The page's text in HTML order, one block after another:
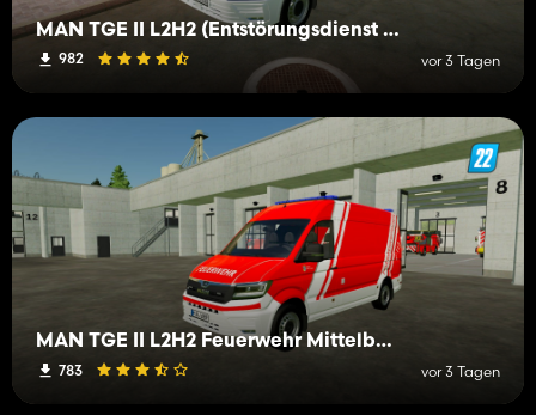
MAN TGE II L2H2 (Entstörungsdienst der Netzgesellsc)
982 vor 3 Tagen
MAN TGE II L2H2 Feuerwehr Mittelberg
783 vor 3 Tagen